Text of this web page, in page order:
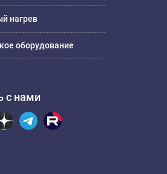
нагрев
оборудование
с нами